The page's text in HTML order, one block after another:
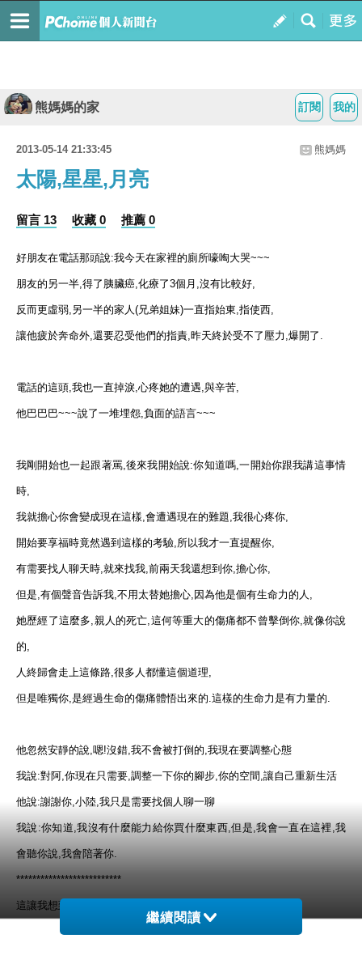
我的
訂閱
熊媽媽的家
2013-05-14 21:33:45 熊媽媽
太陽,星星,月亮
留言 13 收藏 0 推薦 0
好朋友在電話那頭說:我今天在家裡的廁所嚎啕大哭~~~
朋友的另一半,得了胰臟癌,化療了3個月,沒有比較好,
反而更虛弱,另一半的家人(兄弟姐妹)一直指始東,指使西,
讓他疲於奔命外,還要忍受他們的指責,昨天終於受不了壓力,爆開了.
電話的這頭,我也一直掉淚,心疼她的遭遇,與辛苦,
他巴巴巴~~~說了一堆埋怨,負面的語言~~~
我剛開始也一起跟著罵,後來我開始說:你知道嗎,一開始你跟我講這事情
時,
我就擔心你會變成現在這樣,會遭遇現在的難題,我很心疼你,
開始要享福時竟然遇到這樣的考驗,所以我才一直提醒你,
有需要找人聊天時,就來找我,前兩天我還想到你,擔心你,
但是,有個聲音告訴我,不用太替她擔心,因為他是個有生命力的人,
她歷經了這麼多,親人的死亡,這何等重大的傷痛都不曾擊倒你,就像你說
的,
人終歸會走上這條路,很多人都懂這個道理,
但是唯獨你,是經過生命的傷痛體悟出來的.這樣的生命力是有力量的.
他忽然安靜的說,嗯!沒錯,我不會被打倒的,我現在要調整心態
我說:對阿,你現在只需要,調整一下你的腳步,你的空間,讓自己重新生活
他說:謝謝你,小陸,我只是需要找個人聊一聊
我說:你知道,我沒有什麼能力給你買什麼東西,但是,我會一直在這裡,我
會聽你說,我會陪著你.
**************************
這讓我想到,以前在學心理學的時候
我們用"太陽,星星,月亮"來形容陪伴,
繼續閱讀